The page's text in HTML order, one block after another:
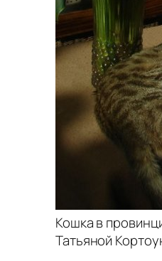
Кошка в
Татьяной